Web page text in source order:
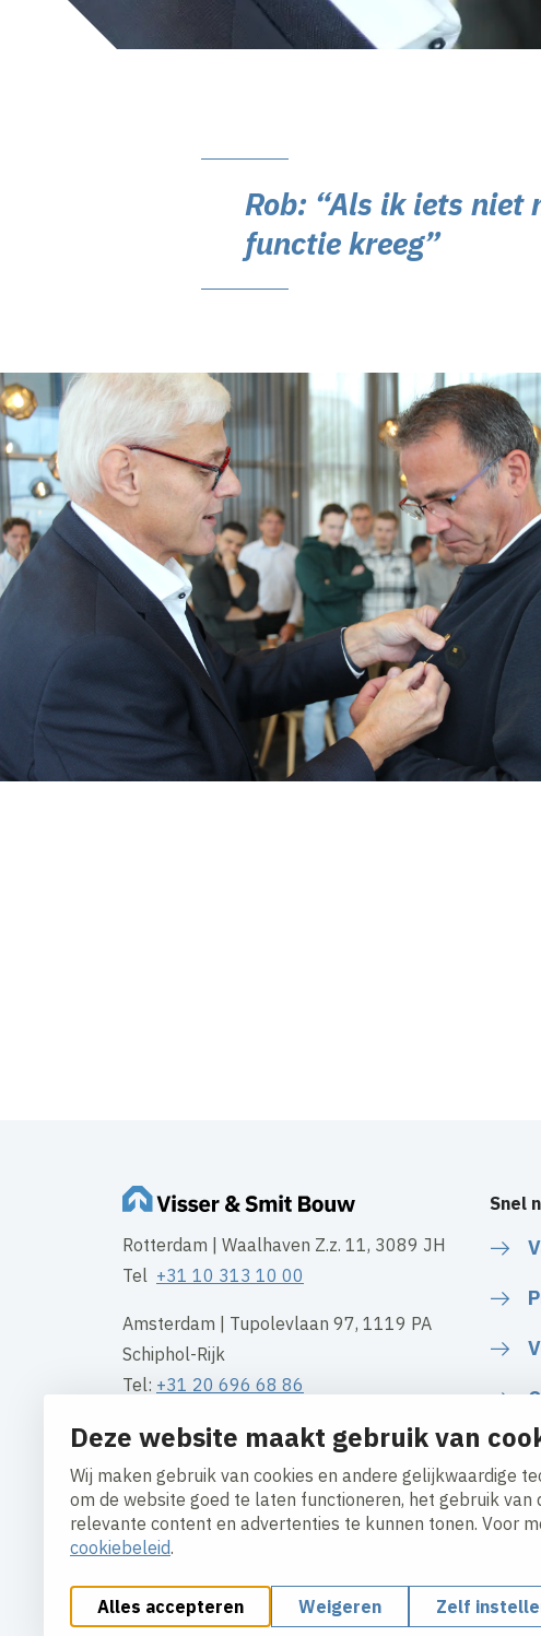
Deze website maakt gebruik van
Wij maken gebruik van cookies en andere gelijkwaardige
om de website goed te laten functioneren, het gebruik van
relevante content en advertenties te kunnen tonen. Voor
cookiebeleid.
Alles accepteren Weigeren Zelf
Rob: “Als ik iets niet
functie kreeg”
Rotterdam | Waalhaven Z.z. 11, 3089 JH
Tel +31 10 313 10 00
Amsterdam | Tupolevlaan 97, 1119 PA
Schiphol-Rijk
Tel: +31 20 696 68 86
Groningen | Gotenburgweg 50, 9723 TM
Tel:
+31 50 549 54 95
Contact
Snel